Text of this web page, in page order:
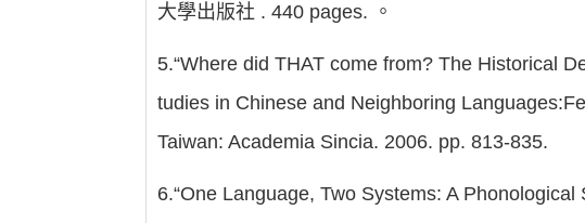
大學出版社 . 440 pages. 。
5.“Where did THAT come from? The Historical
tudies in Chinese and Neighboring
Taiwan: Academia Sincia. 2006. pp. 813-835.
6.“One Language, Two Systems: A